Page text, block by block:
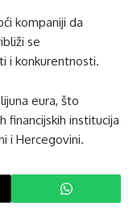
kompaniji da
se
i konkurentnosti.
eura, što
financijskih institucija
i Hercegovini.